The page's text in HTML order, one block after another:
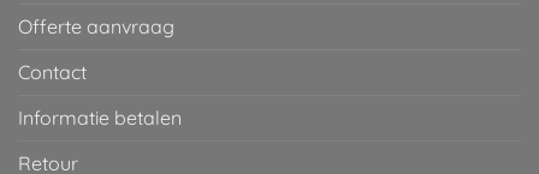
Offerte aanvraag
Contact
Informatie betalen
Retour